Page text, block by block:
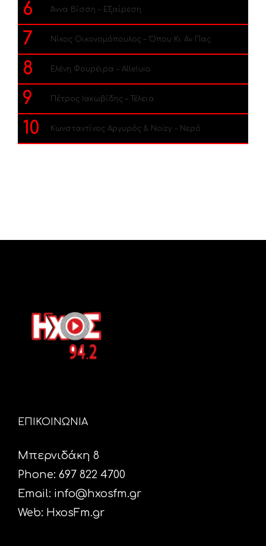
6 Άννα Βίσση – Εξαίρεση
7 Νίκος Οικονομόπουλος – Όπου Κι Αν Πας
8 Ελένη Φουρέιρα – Alleluia
9 Πέτρος Ιακωβίδης – Τέλεια
10 Κωνσταντίνος Αργυρός & Noizy – Νερό
ΕΠΙΚΟΙΝΩΝΙΑ
Μπερνιδάκη 8
Phone: 697 822 4700
Email: info@hxosfm.gr
Web: HxosFm.gr